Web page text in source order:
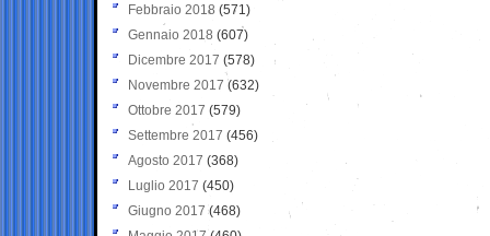
Febbraio 2018 (571)
Gennaio 2018 (607)
Dicembre 2017 (578)
Novembre 2017 (632)
Ottobre 2017 (579)
Settembre 2017 (456)
Agosto 2017 (368)
Luglio 2017 (450)
Giugno 2017 (468)